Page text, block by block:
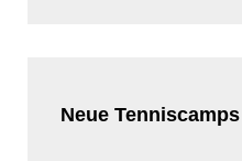
Neue Tenniscamps